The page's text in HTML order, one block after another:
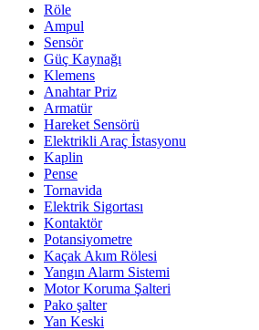
Röle
Ampul
Sensör
Güç Kaynağı
Klemens
Anahtar Priz
Armatür
Hareket Sensörü
Elektrikli Araç İstasyonu
Kaplin
Pense
Tornavida
Elektrik Sigortası
Kontaktör
Potansiyometre
Kaçak Akım Rölesi
Yangın Alarm Sistemi
Motor Koruma Şalteri
Pako şalter
Yan Keski